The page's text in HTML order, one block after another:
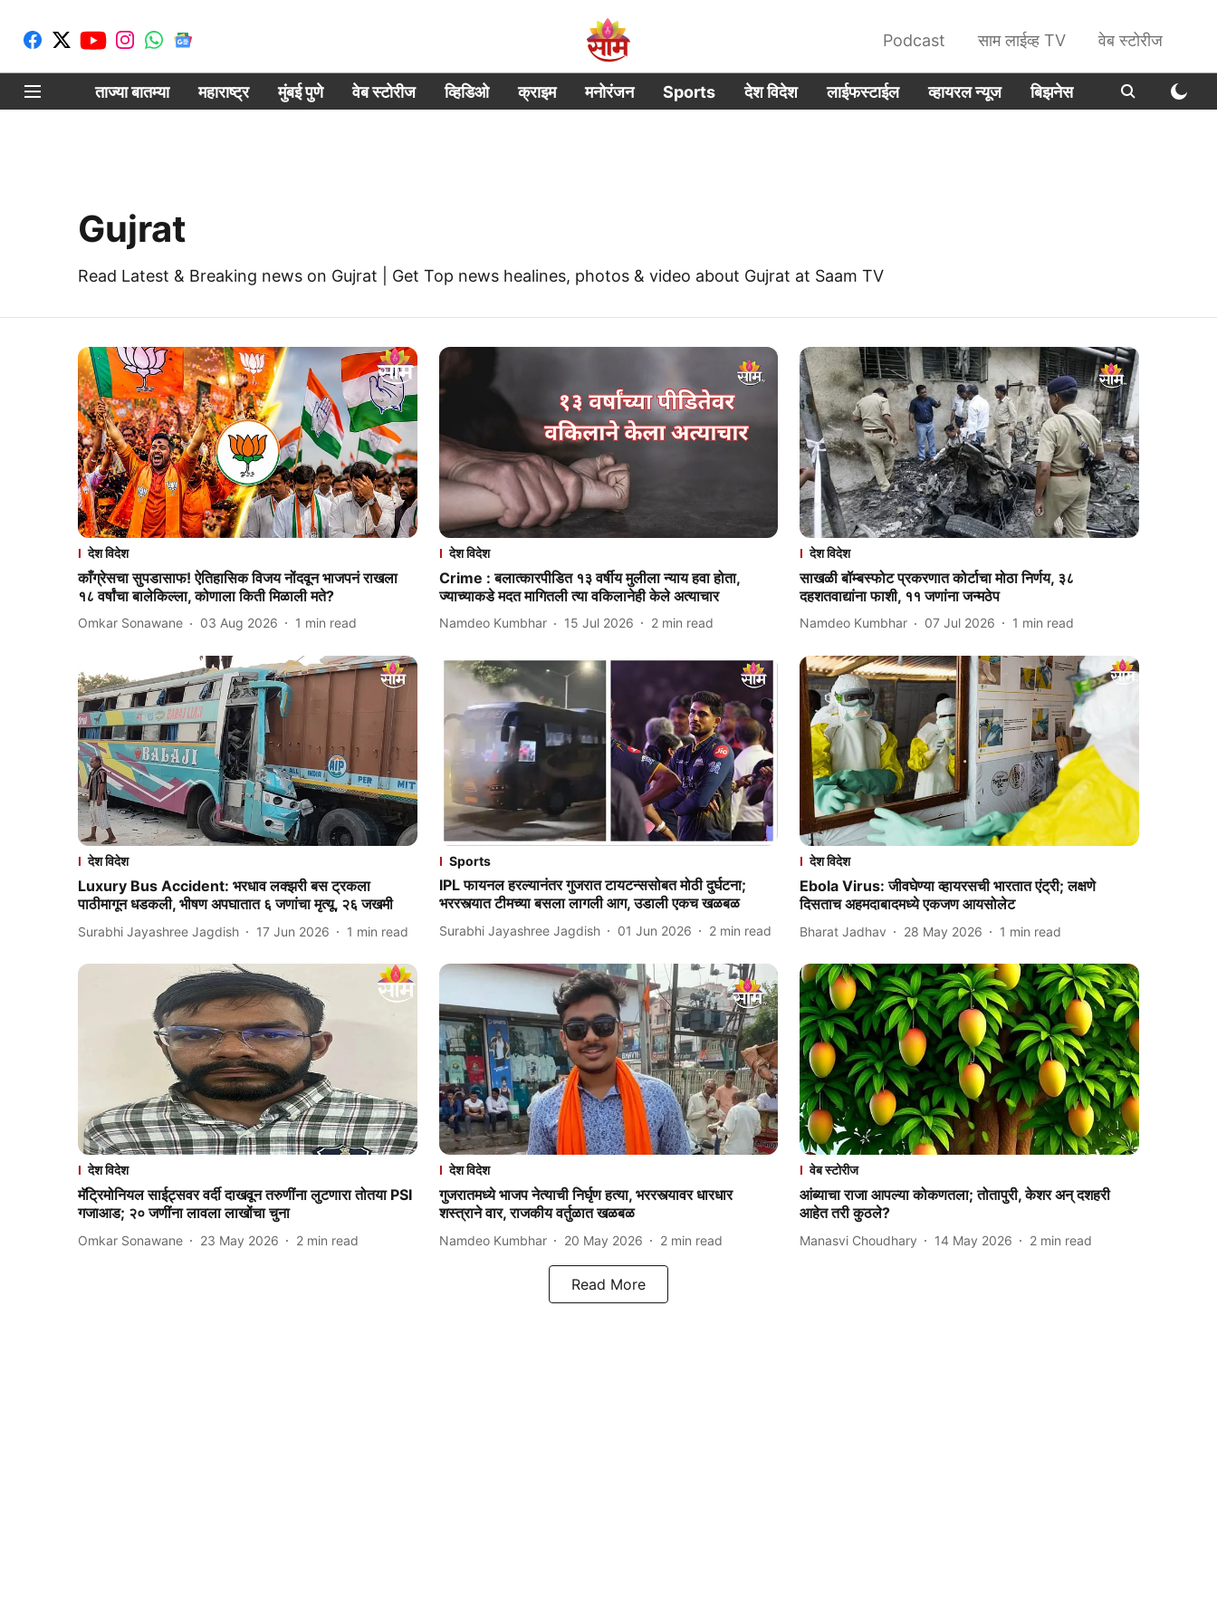
Podcast साम लाईव्ह TV वेब स्टोरीज
ताज्या बातम्या महाराष्ट्र मुंबई पुणे वेब स्टोरीज व्हिडिओ क्राइम मनोरंजन Sports देश विदेश लाईफस्टाईल व्हायरल न्यूज बिझनेस
Gujrat
Read Latest & Breaking news on Gujrat | Get Top news healines, photos & video about Gujrat at Saam TV
देश विदेश
काँग्रेसचा सुपडासाफ! ऐतिहासिक विजय नोंदवून भाजपनं राखला
१८ वर्षांचा बालेकिल्ला, कोणाला किती मिळाली मते?
Omkar Sonawane 03 Aug 2026 1 min read
देश विदेश
Crime : बलात्कारपीडित १३ वर्षीय मुलीला न्याय हवा होता,
ज्याच्याकडे मदत मागितली त्या वकिलानेही केले अत्याचार
Namdeo Kumbhar 15 Jul 2026 2 min read
देश विदेश
साखळी बॉम्बस्फोट प्रकरणात कोर्टाचा मोठा निर्णय, ३८
दहशतवाद्यांना फाशी, ११ जणांना जन्मठेप
Namdeo Kumbhar 07 Jul 2026 1 min read
देश विदेश
Luxury Bus Accident: भरधाव लक्झरी बस ट्रकला
पाठीमागून धडकली, भीषण अपघातात ६ जणांचा मृत्यू, २६ जखमी
Surabhi Jayashree Jagdish 17 Jun 2026 1 min read
Sports
IPL फायनल हरल्यानंतर गुजरात टायटन्ससोबत मोठी दुर्घटना;
भररस्त्यात टीमच्या बसला लागली आग, उडाली एकच खळबळ
Surabhi Jayashree Jagdish 01 Jun 2026 2 min read
देश विदेश
Ebola Virus: जीवघेण्या व्हायरसची भारतात एंट्री; लक्षणे
दिसताच अहमदाबादमध्ये एकजण आयसोलेट
Bharat Jadhav 28 May 2026 1 min read
देश विदेश
मॅट्रिमोनियल साईट्सवर वर्दी दाखवून तरुणींना लुटणारा तोतया PSI
गजाआड; २० जणींना लावला लाखोंचा चुना
Omkar Sonawane 23 May 2026 2 min read
देश विदेश
गुजरातमध्ये भाजप नेत्याची निर्घृण हत्या, भररस्त्यावर धारधार
शस्त्राने वार, राजकीय वर्तुळात खळबळ
Namdeo Kumbhar 20 May 2026 2 min read
वेब स्टोरीज
आंब्याचा राजा आपल्या कोकणतला; तोतापुरी, केशर अन् दशहरी
आहेत तरी कुठले?
Manasvi Choudhary 14 May 2026 2 min read
Read More